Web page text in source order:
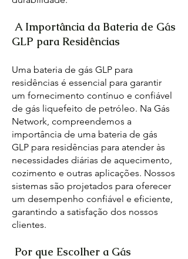
A Importância da Bateria de Gás
GLP para Residências
Uma bateria de gás GLP para
residências é essencial para garantir
um fornecimento contínuo e confiável
de gás liquefeito de petróleo. Na Gás
Network, compreendemos a
importância de uma bateria de gás
GLP para residências para atender às
necessidades diárias de aquecimento,
cozimento e outras aplicações. Nossos
sistemas são projetados para oferecer
um desempenho confiável e eficiente,
garantindo a satisfação dos nossos
clientes.
Por que Escolher a Gás